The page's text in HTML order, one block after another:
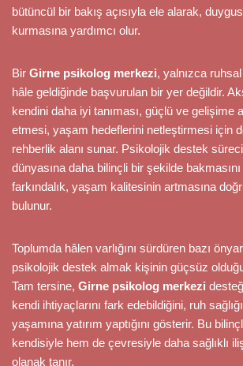
bütüncül bir bakış açısıyla ele alarak,
kurmasına yardımcı olur.
Bir Girne psikolog merkezi, yalnızca
hâle geldiğinde başvurulan bir yer değildir.
kendini daha iyi tanıması, güçlü ve gelişime
etmesi, yaşam hedeflerini netleştirmesi için
rehberlik alanı sunar. Psikolojik destek
dünyasına daha bilinçli bir şekilde
farkındalık, yaşam kalitesinin artmasına
bulunur.
Toplumda hâlen varlığını sürdüren bazı
psikolojik destek almak kişinin güçsüz
Tam tersine, Girne psikolog merkezi
kendi ihtiyaçlarını fark edebildiğini, ruh
yaşamına yatırım yaptığını gösterir. Bu
kendisiyle hem de çevresiyle daha sağlıklı
olanak tanır.